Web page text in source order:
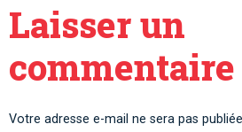
Laisser un
commentaire
Votre adresse e-mail ne sera pas